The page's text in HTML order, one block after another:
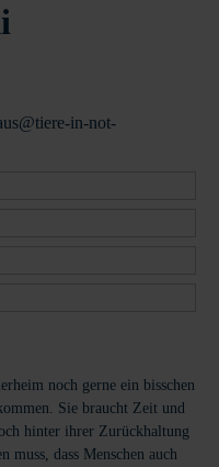
in-not-
noch gerne ein bisschen
Sie braucht Zeit und
hinter ihrer Zurückhaltung
muss, dass Menschen auch